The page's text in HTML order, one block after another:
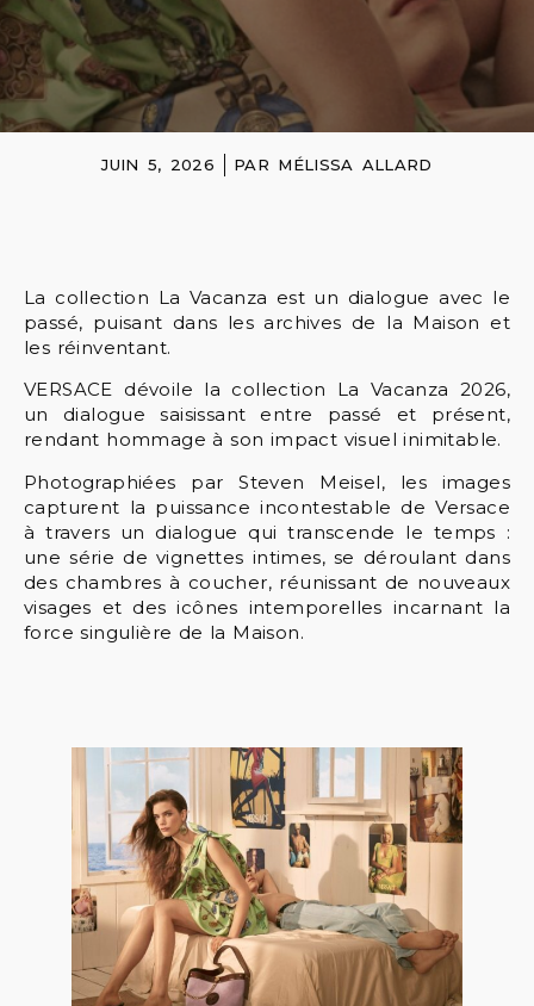
JUIN 5, 2026 PAR MÉLISSA ALLARD
La collection La Vacanza est un dialogue avec le
passé, puisant dans les archives de la Maison et
les réinventant.
VERSACE dévoile la collection La Vacanza 2026,
un dialogue saisissant entre passé et présent,
rendant hommage à son impact visuel inimitable.
Photographiées par Steven Meisel, les images
capturent la puissance incontestable de Versace
à travers un dialogue qui transcende le temps :
une série de vignettes intimes, se déroulant dans
des chambres à coucher, réunissant de nouveaux
visages et des icônes intemporelles incarnant la
force singulière de la Maison.